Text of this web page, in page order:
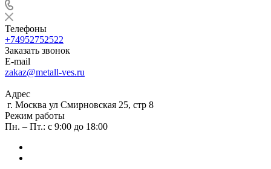
Телефоны
+74952752522
Заказать звонок
E-mail
zakaz@metall-ves.ru
Адрес
г. Москва ул Смирновская 25, стр 8
Режим работы
Пн. – Пт.: с 9:00 до 18:00